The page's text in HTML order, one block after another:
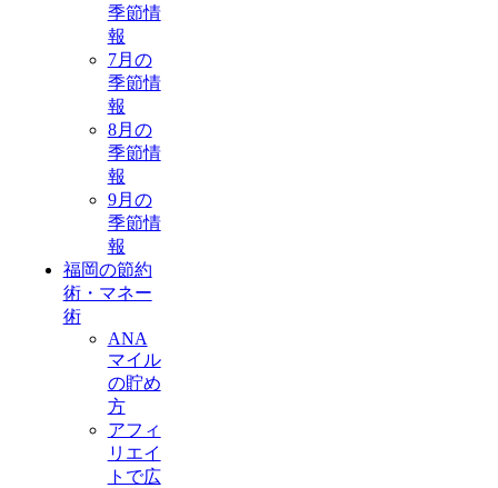
季節情
報
7月の
季節情
報
8月の
季節情
報
9月の
季節情
報
福岡の節約
術・マネー
術
ANA
マイル
の貯め
方
アフィ
リエイ
トで広